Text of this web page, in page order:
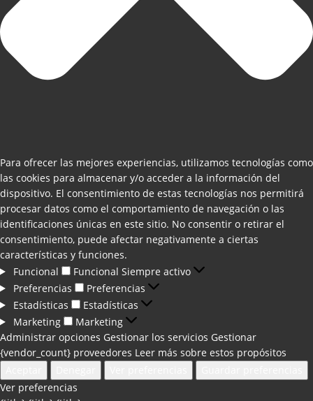
Para ofrecer las mejores experiencias, utilizamos tecnologías como
las cookies para almacenar y/o acceder a la información del
dispositivo. El consentimiento de estas tecnologías nos permitirá
procesar datos como el comportamiento de navegación o las
identificaciones únicas en este sitio. No consentir o retirar el
consentimiento, puede afectar negativamente a ciertas
características y funciones.
Funcional
Funcional Siempre activo
Preferencias
Preferencias
Estadísticas
Estadísticas
Marketing
Marketing
Administrar opciones Gestionar los servicios Gestionar
{vendor_count} proveedores Leer más sobre estos propósitos
Ver preferencias